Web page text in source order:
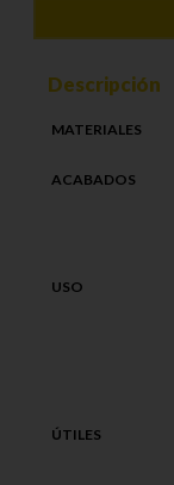
Descripción
MATERIALES
ACABADOS
USO
ÚTILES